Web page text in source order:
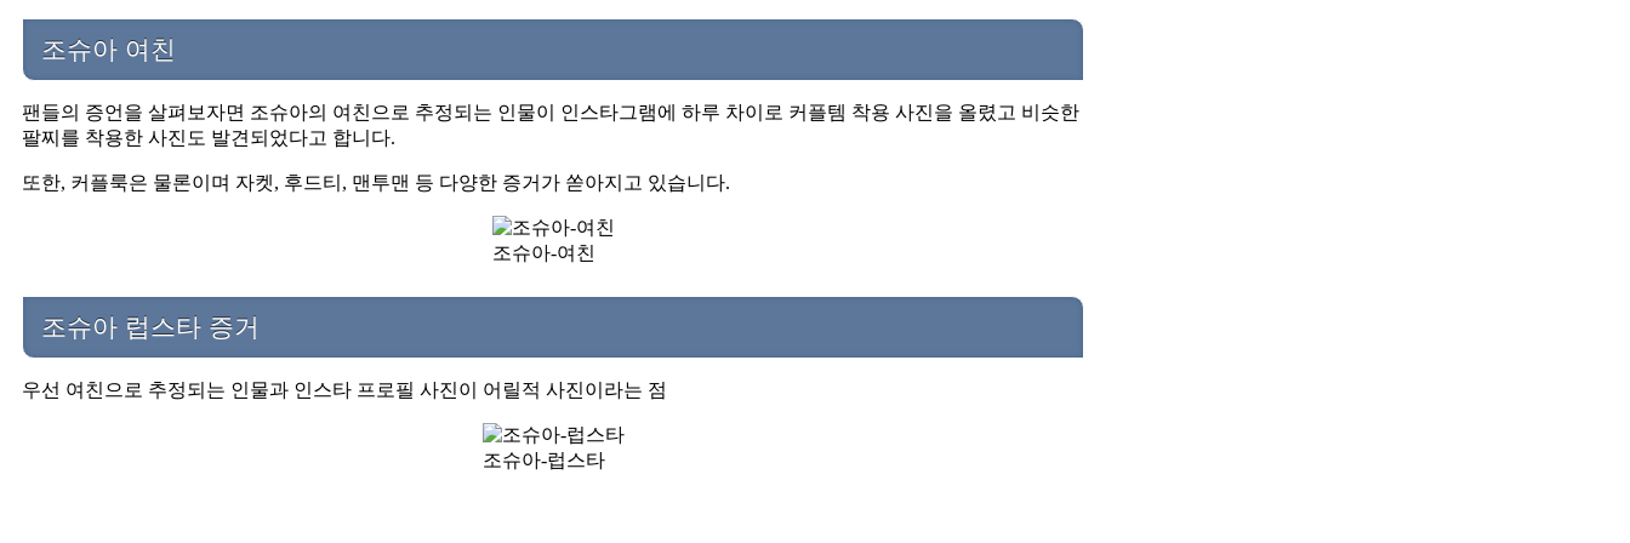
조슈아 여친
팬들의 증언을 살펴보자면 조슈아의 여친으로 추정되는 인물이 인스타그램에 하루 차이로 커플템 착용 사진을 올렸고 비슷한
팔찌를 착용한 사진도 발견되었다고 합니다.
또한, 커플룩은 물론이며 자켓, 후드티, 맨투맨 등 다양한 증거가 쏟아지고 있습니다.
조슈아-여친
조슈아 럽스타 증거
우선 여친으로 추정되는 인물과 인스타 프로필 사진이 어릴적 사진이라는 점
조슈아-럽스타